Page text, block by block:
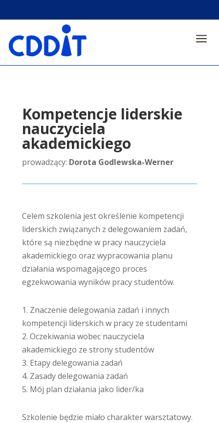
a
Kompetencje liderskie
nauczyciela
akademickiego
prowadzący: Dorota Godlewska-Werner
Celem szkolenia jest określenie kompetencji
liderskich związanych z delegowaniem zadań,
które są niezbędne w pracy nauczyciela
akademickiego oraz wypracowania planu
działania wspomagającego proces
egzekwowania wyników pracy studentów.
1. Znaczenie delegowania zadań i innych
kompetencji liderskich w pracy ze studentami
2. Oczekiwania wobec nauczyciela
akademickiego ze strony studentów
3. Etapy delegowania zadań
4. Zasady delegowania zadań
5. Mój plan działania jako lider/ka
Szkolenie będzie miało charakter warsztatowy.